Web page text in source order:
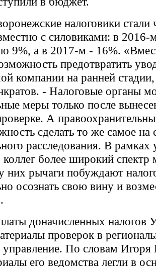
налоговики стали
с силовиками: в 2016-
9%, а в 2017-м - 16%.
предотвратить
компании на ранней
- Налоговые органы
меры только после
А
сделать то же самое на
расследования. В рамках
более широкий спектр
рычаги побуждают
осознать свою вину и
доначисленных
проверок в
управление. По словам Игоря
его ведомства легли в